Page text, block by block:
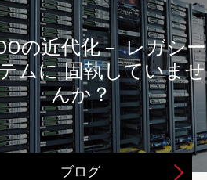
の近代化－ レガシー
ムに 固執していませ
んか？
ブログ